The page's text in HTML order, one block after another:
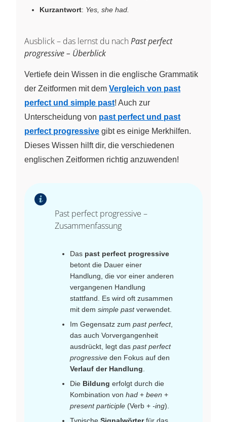
Kurzantwort: Yes, she had.
Ausblick – das lernst du nach Past perfect
progressive – Überblick
Vertiefe dein Wissen in die englische Grammatik
der Zeitformen mit dem Vergleich von past
perfect und simple past! Auch zur
Unterscheidung von past perfect und past
perfect progressive gibt es einige Merkhilfen.
Dieses Wissen hilft dir, die verschiedenen
englischen Zeitformen richtig anzuwenden!
Past perfect progressive –
Zusammenfassung
Das past perfect progressive
betont die Dauer einer
Handlung, die vor einer anderen
vergangenen Handlung
stattfand. Es wird oft zusammen
mit dem simple pastverwendet.
Im Gegensatz zum past perfect,
das auch Vorvergangenheit
ausdrückt, legt das past perfect
progressive den Fokus auf den
Verlauf der Handlung.
Die Bildung erfolgt durch die
Kombination von had + been +
present participle (Verb + -ing).